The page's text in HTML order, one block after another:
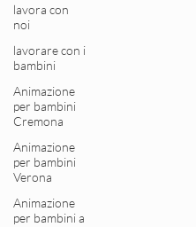
lavora con
noi
lavorare con i
bambini
Animazione
per bambini
Cremona
Animazione
per bambini
Verona
Animazione
per bambini a